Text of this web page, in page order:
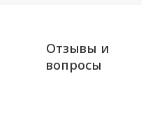
Отзывы и
вопросы